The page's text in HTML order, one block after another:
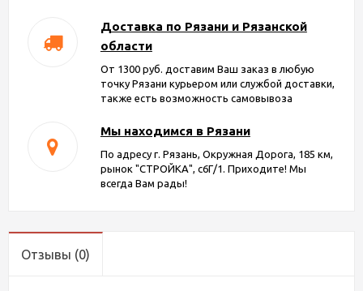
Доставка по Рязани и Рязанской
области
От 1300 руб. доставим Ваш заказ в любую
точку Рязани курьером или службой доставки,
также есть возможность самовывоза
Мы находимся в Рязани
По адресу г. Рязань, Окружная Дорога, 185 км,
рынок "СТРОЙКА", с6Г/1. Приходите! Мы
всегда Вам рады!
Отзывы (0)